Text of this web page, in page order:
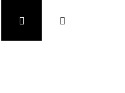
Akční ceny Nábytek Skladem
Přihlášení